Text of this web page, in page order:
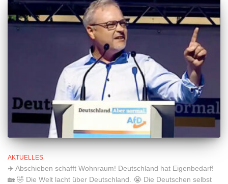
AKTUELLES
✈️ Abschieben schafft Wohnraum! Deutschland hat Eigenbedarf!
🏡 🤣 Die Welt lacht über Deutschland. 😭 Die Deutschen selbst